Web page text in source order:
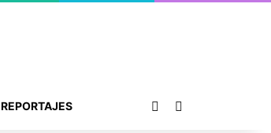
REPORTAJES Publicación al azar